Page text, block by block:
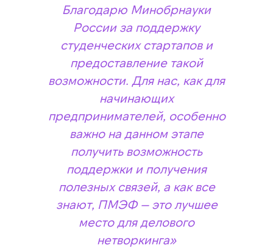
Благодарю Минобрнауки
России за поддержку
студенческих стартапов и
предоставление такой
возможности. Для нас, как для
начинающих
предпринимателей, особенно
важно на данном этапе
получить возможность
поддержки и получения
полезных связей, а как все
знают, ПМЭФ — это лучшее
место для делового
нетворкинга»